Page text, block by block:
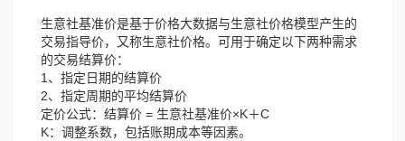
生意社基准价是基于价格大数据与生意社价格模型产生的
交易指导价，又称生意社价格。可用于确定以下两种需求
的交易结算价：
1、指定日期的结算价
2、指定周期的平均结算价
定价公式：结算价 = 生意社基准价×K＋C
K：调整系数，包括账期成本等因素。